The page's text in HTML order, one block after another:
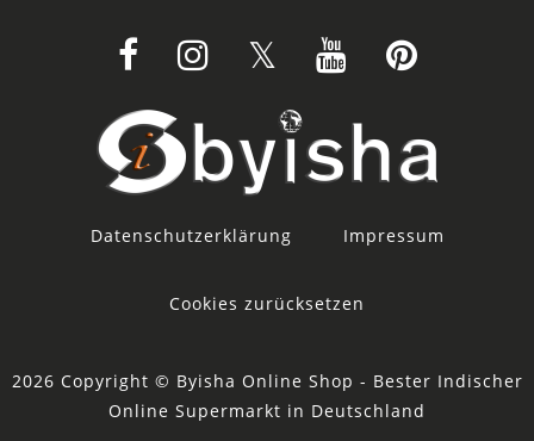
Datenschutzerklärung Impressum
Cookies zurücksetzen
2026 Copyright © Byisha Online Shop - Bester Indischer
Online Supermarkt in Deutschland